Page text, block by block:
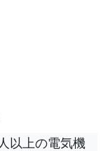
以上の電気機